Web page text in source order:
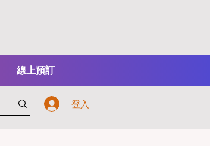
線上預訂
登入